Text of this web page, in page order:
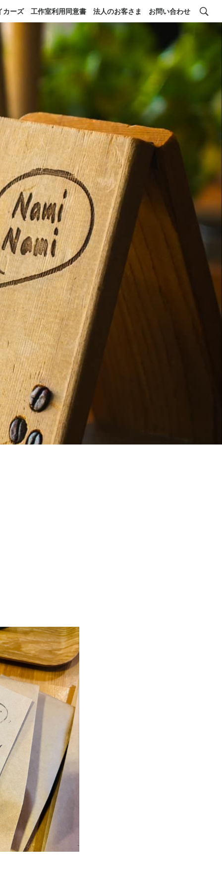
カーズ 工作室利用同意書 法人のお客さま お問い合わせ